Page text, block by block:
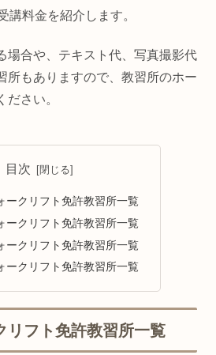
講料金を紹介します。
場合や、テキスト代、写真撮影代
所もありますので、教習所のホー
ださい。
目次
ークリフト免許教習所一覧
ークリフト免許教習所一覧
ークリフト免許教習所一覧
ークリフト免許教習所一覧
リフト免許教習所一覧